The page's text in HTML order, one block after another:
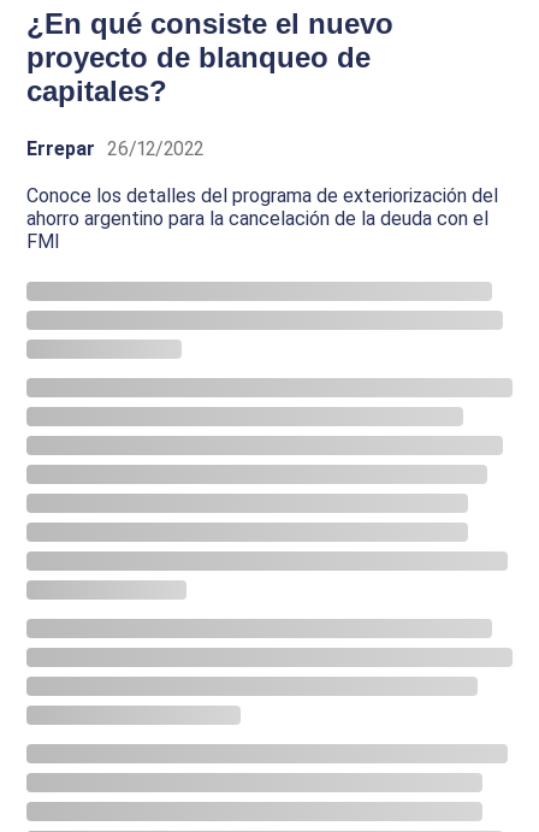
¿En qué consiste el nuevo
proyecto de blanqueo de
capitales?
Errepar 26/12/2022
Conoce los detalles del programa de exteriorización del
ahorro argentino para la cancelación de la deuda con el
FMI